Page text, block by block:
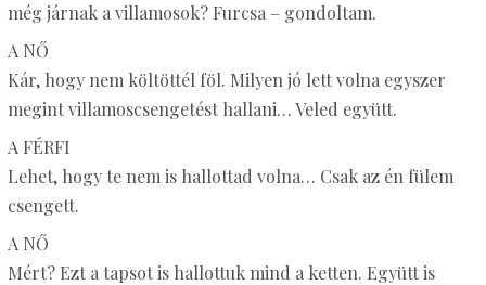
még járnak a villamosok? Furcsa – gondoltam.
A NŐ
Kár, hogy nem költöttél föl. Milyen jó lett volna egyszer
megint villamoscsengetést hallani… Veled együtt.
A FÉRFI
Lehet, hogy te nem is hallottad volna… Csak az én fülem
csengett.
A NŐ
Mért? Ezt a tapsot is hallottuk mind a ketten. Együtt is